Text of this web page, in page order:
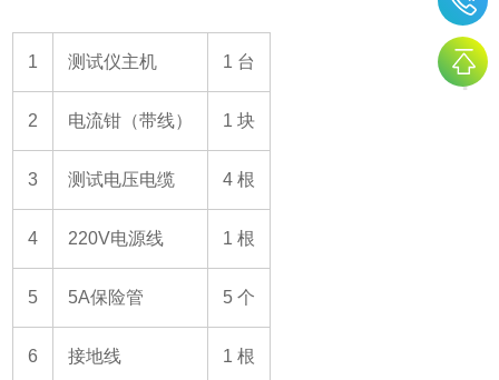
+
1 测试仪主机 1 台
2 电流钳（带线） 1块
3 测试电压电缆 4根
4 220V电源线 1根
5 5A保险管 5个
6 接地线 1根